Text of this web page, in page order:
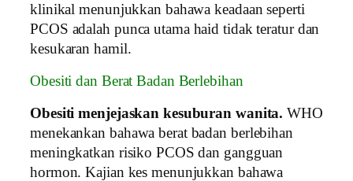
klinikal menunjukkan bahawa keadaan seperti
PCOS adalah punca utama haid tidak teratur dan
kesukaran hamil.
Obesiti dan Berat Badan Berlebihan
Obesiti menjejaskan kesuburan wanita. WHO
menekankan bahawa berat badan berlebihan
meningkatkan risiko PCOS dan gangguan
hormon. Kajian kes menunjukkan bahawa